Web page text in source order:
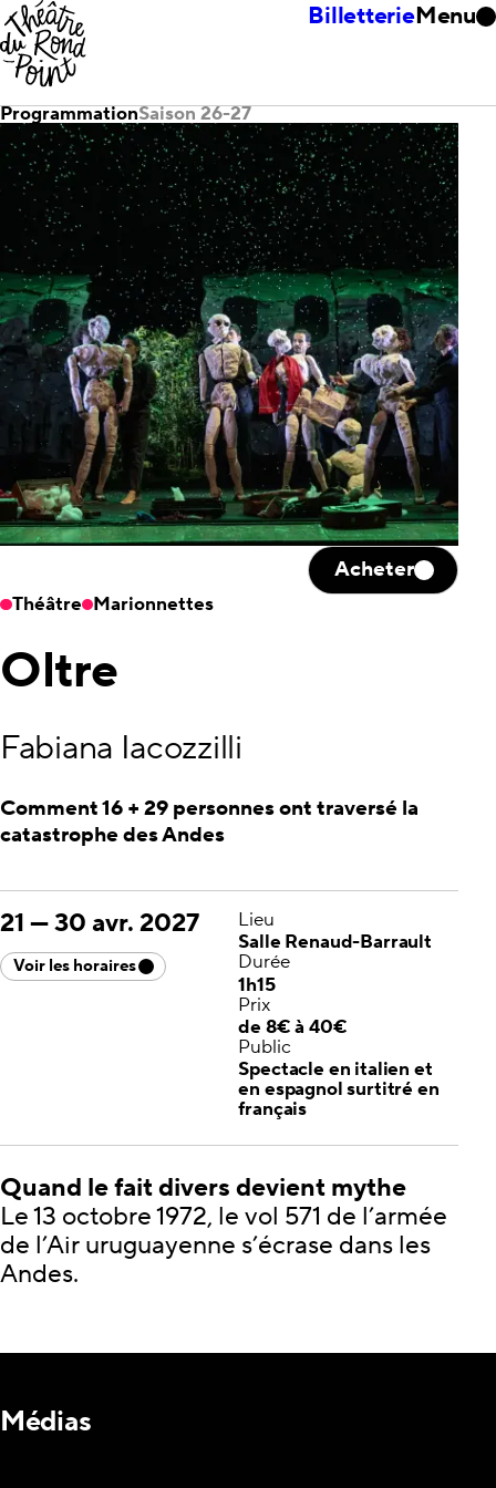
BilletterieMenu
ProgrammationSaison 26-27
Théâtre Marionnettes
Acheter
Oltre
Fabiana Iacozzilli
Comment 16 + 29 personnes ont traversé la
catastrophe des Andes
21 —30 avr. 2027
Voir les horaires
Lieu
Salle Renaud-Barrault
Durée
1h15
Prix
de 8€ à 40€
Public
Spectacle en italien et
en espagnol surtitré en
français
Quand le fait divers devient mythe
Le 13 octobre 1972, le vol 571 de l’armée
de l’Air uruguayenne s’écrase dans les
Andes.
Médias